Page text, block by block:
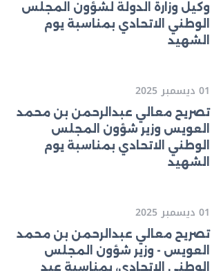
وكيل وزارة الدولة لشؤون المجلس
الوطني الاتحادي بمناسبة يوم
الشهيد
01 ديسمبر 2025
تصريح معالي عبدالرحمن بن محمد
العويس وزير شؤون المجلس
الوطني الاتحادي بمناسبة يوم
الشهيد
01 ديسمبر 2025
تصريح معالي عبدالرحمن بن محمد
العويس - وزير شؤون المجلس
الوطني الاتحادي، بمناسبة عيد